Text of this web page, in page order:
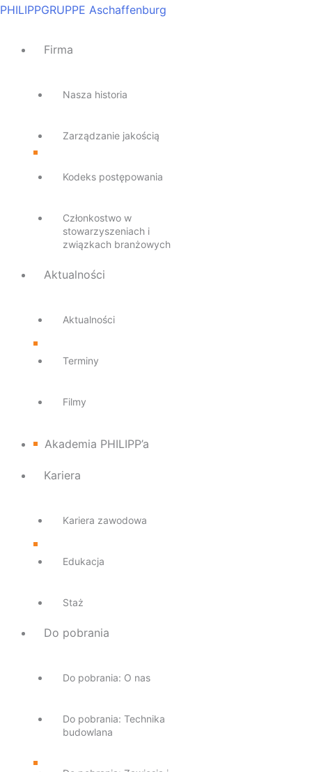
Przejdź
treści
PHILIPPGRUPPE Aschaffenburg
Main
Firma
Nasza historia
Zarządzanie jakością
Kodeks postępowania
Członkostwo w
stowarzyszeniach i
związkach branżowych
Aktualności
Aktualności
Terminy
Filmy
Akademia PHILIPP’a
Kariera
Kariera zawodowa
Edukacja
Staż
Do pobrania
Do pobrania: O nas
Do pobrania: Technika
budowlana
Main
Main
Main
Main